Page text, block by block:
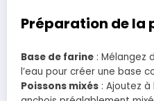
Préparation de la
Base de farine : Mélangez
l’eau pour créer une base
Poissons mixés : Ajoutez